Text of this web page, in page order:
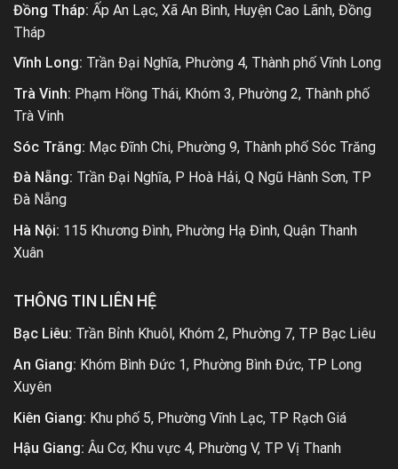
Đồng Tháp: Ấp An Lạc, Xã An Bình, Huyện Cao Lãnh, Đồng
Tháp
Vĩnh Long: Trần Đại Nghĩa, Phường 4, Thành phố Vĩnh Long
Trà Vinh: Phạm Hồng Thái, Khóm 3, Phường 2, Thành phố
Trà Vinh
Sóc Trăng: Mạc Đĩnh Chi, Phường 9, Thành phố Sóc Trăng
Đà Nẵng: Trần Đại Nghĩa, P Hoà Hải, Q Ngũ Hành Sơn, TP
Đà Nẵng
Hà Nội: 115 Khương Đình, Phường Hạ Đình, Quận Thanh
Xuân
THÔNG TIN LIÊN HỆ
Bạc Liêu: Trần Bỉnh Khuôl, Khóm 2, Phường 7, TP Bạc Liêu
An Giang: Khóm Bình Đức 1, Phường Bình Đức, TP Long
Xuyên
Kiên Giang: Khu phố 5, Phường Vĩnh Lạc, TP Rạch Giá
Hậu Giang: Âu Cơ, Khu vực 4, Phường V, TP Vị Thanh